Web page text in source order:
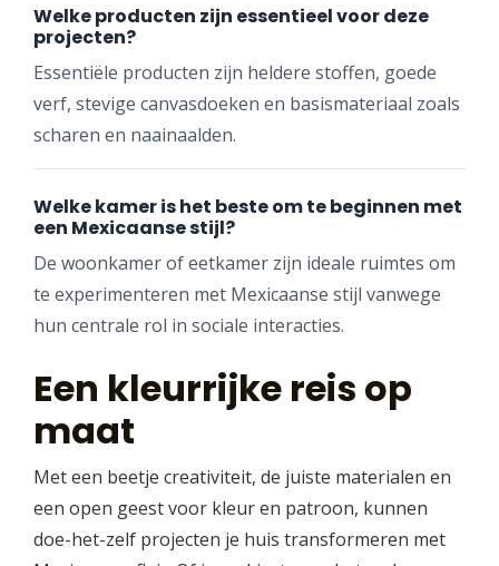
Welke producten zijn essentieel voor deze
projecten?
Essentiële producten zijn heldere stoffen, goede
verf, stevige canvasdoeken en basismateriaal zoals
scharen en naainaalden.
Welke kamer is het beste om te beginnen met
een Mexicaanse stijl?
De woonkamer of eetkamer zijn ideale ruimtes om
te experimenteren met Mexicaanse stijl vanwege
hun centrale rol in sociale interacties.
Een kleurrijke reis op
maat
Met een beetje creativiteit, de juiste materialen en
een open geest voor kleur en patroon, kunnen
doe-het-zelf projecten je huis transformeren met